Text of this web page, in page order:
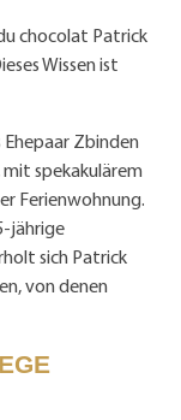
chocolat Patrick
Wissen ist
Ehepaar Zbinden
spekakulärem
Ferienwohnung.
jährige
sich Patrick
von denen